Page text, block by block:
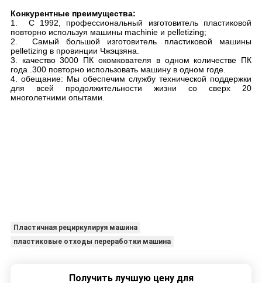
Конкурентные преимущества:
1. С 1992, профессиональный изготовитель пластиковой
повторно используя машины machinie и pelletizing;
2. Самый большой изготовитель пластиковой машины
pelletizing в провинции Чжэцзяна.
3. качество 3000 ПК окомкователя в одном количестве ПК
года .300 повторно использовать машину в одном годе.
4. обещание: Мы обеспечим службу технической поддержки
для всей продолжительности жизни со сверх 20
многолетними опытами.
Пластичная рециркулируя машина
пластиковые отходы переработки машина
Получить лучшую цену для